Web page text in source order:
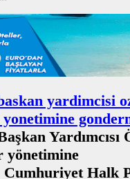
Yardımcısı
yönetimine
Halk